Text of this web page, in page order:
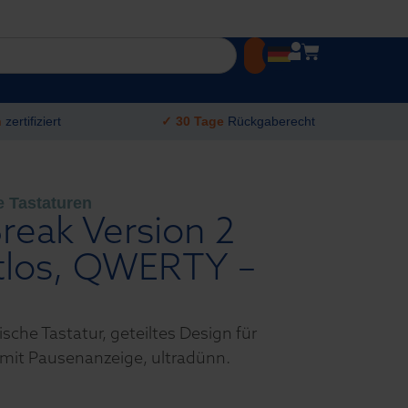
zertifiziert ✓ 30 Tage Rückgaberecht
Tastaturen
Version 2
QWERTY –
Tastatur, geteiltes Design für
Pausenanzeige, ultradünn.